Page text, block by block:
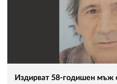
Издирват 58-годишен мъж